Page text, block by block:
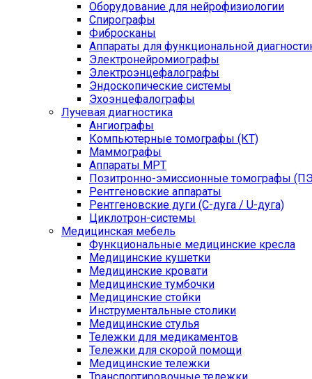
Оборудование для нейрофизиологии
Спирографы
Фибросканы
Аппараты для функциональной
Электронейромиографы
Электроэнцефалографы
Эндоскопические системы
Эхоэнцефалографы
Лучевая диагностика
Ангиографы
Компьютерные томографы (КТ)
Маммографы
Аппараты МРТ
Позитронно-эмиссионные томографы
Рентгеновские аппараты
Рентгеновские дуги (С-дуга / U-дуга)
Циклотрон-системы
Медицинская мебель
Функциональные медицинские кресла
Медицинские кушетки
Медицинские кровати
Медицинские тумбочки
Медицинские стойки
Инструментальные столики
Медицинские стулья
Тележки для медикаментов
Тележки для скорой помощи
Медицинские тележки